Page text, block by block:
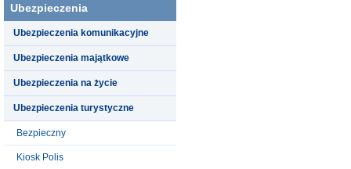
Ubezpieczenia
Ubezpieczenia komunikacyjne
Ubezpieczenia majątkowe
Ubezpieczenia na życie
Ubezpieczenia turystyczne
Bezpieczny
Kiosk Polis